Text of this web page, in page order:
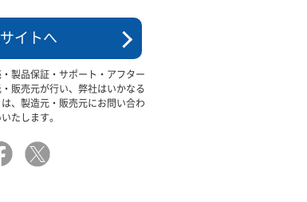
イトへ
製品保証・サポート・アフター
販売元が行い、弊社はいかなる
、製造元・販売元にお問い合わ
たします。